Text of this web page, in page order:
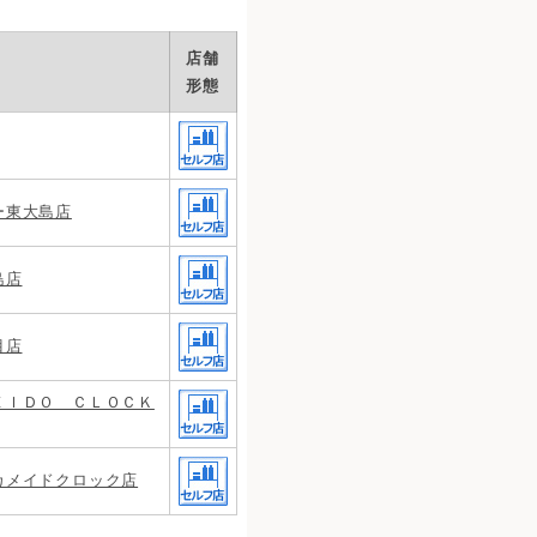
店舗
形態
東大島店
店
店
ＩＤＯ ＣＬＯＣＫ
イドクロック店